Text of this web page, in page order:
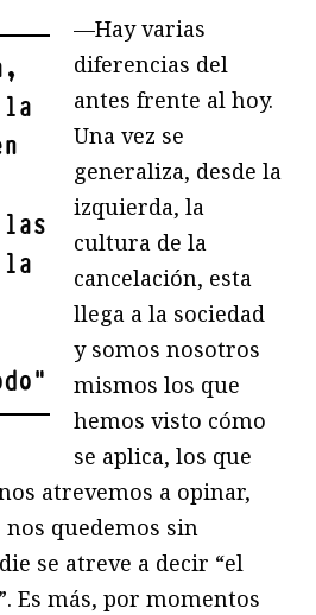
"
—Hay varias
diferencias del
antes frente al hoy.
Una vez se
generaliza, desde la
izquierda, la
cultura de la
cancelación, esta
llega a la sociedad
y somos nosotros
mismos los que
hemos visto cómo
se aplica, los que
atrevemos a opinar,
nos quedemos sin
se atreve a decir “el
Es más, por momentos